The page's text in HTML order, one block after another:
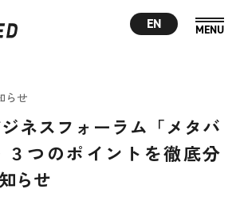
EN
らせ
ネスフォーラム「メタバ
３つのポイントを徹底分
らせ